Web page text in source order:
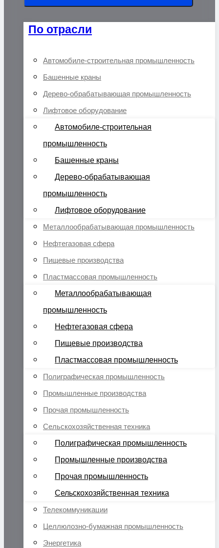
По отрасли
Автомобиле-строительная промышленность
Башенные краны
Дерево-обрабатывающая промышленность
Лифтовое оборудование
Автомобиле-строительная
промышленность
Башенные краны
Дерево-обрабатывающая
промышленность
Лифтовое оборудование
Металлообрабатывающая промышленность
Нефтегазовая сфера
Пищевые производства
Пластмассовая промышленность
Металлообрабатывающая
промышленность
Нефтегазовая сфера
Пищевые производства
Пластмассовая промышленность
Полиграфическая промышленность
Промышленные производства
Прочая промышленность
Сельскохозяйственная техника
Полиграфическая промышленность
Промышленные производства
Прочая промышленность
Сельскохозяйственная техника
Телекоммуникации
Целлюлозно-бумажная промышленность
Энергетика